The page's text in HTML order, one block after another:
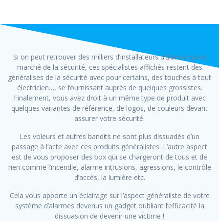
Si on peut retrouver des milliers d’installateurs d’alarme sur le
marché de la sécurité, ces spécialistes affichés restent des
généralises de la sécurité avec pour certains, des touches à tout
électricien…, se fournissant auprès de quelques grossistes.
Finalement, vous avez droit à un même type de produit avec
quelques variantes de référence, de logos, de couleurs devant
assurer votre sécurité.
Les voleurs et autres bandits ne sont plus dissuadés d’un
passage à l’acte avec ces produits généralistes. L’autre aspect
est de vous proposer des box qui se chargeront de tous et de
rien comme l’incendie, alarme intrusions, agressions, le contrôle
d’accès, la lumière etc.
Cela vous apporte un éclairage sur l’aspect généraliste de votre
système d’alarmes devenus un gadget oubliant l’efficacité la
dissuasion de devenir une victime !